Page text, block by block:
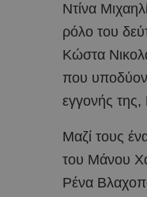
Ντίνα
ρόλο του
Κώστα
που
εγγονής της,
Μαζί τους
του Μάνου
Ρένα